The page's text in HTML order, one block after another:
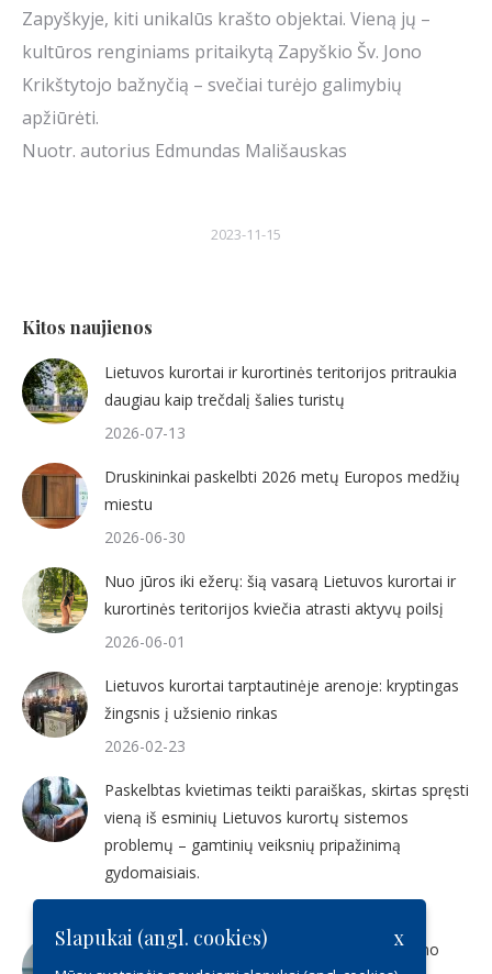
Zapyškyje, kiti unikalūs krašto objektai. Vieną jų –
kultūros renginiams pritaikytą Zapyškio Šv. Jono
Krikštytojo bažnyčią – svečiai turėjo galimybių
apžiūrėti.
Nuotr. autorius Edmundas Mališauskas
2023-11-15
Kitos naujienos
Lietuvos kurortai ir kurortinės teritorijos pritraukia
daugiau kaip trečdalį šalies turistų
2026-07-13
Druskininkai paskelbti 2026 metų Europos medžių
miestu
2026-06-30
Nuo jūros iki ežerų: šią vasarą Lietuvos kurortai ir
kurortinės teritorijos kviečia atrasti aktyvų poilsį
2026-06-01
Lietuvos kurortai tarptautinėje arenoje: kryptingas
žingsnis į užsienio rinkas
2026-02-23
Paskelbtas kvietimas teikti paraiškas, skirtas spręsti
vieną iš esminių Lietuvos kurortų sistemos
problemų – gamtinių veiksnių pripažinimą
gydomaisiais.
2025-12-17
Kviečiame dalyvauti Lietuvos sveikatos turizmo
Slapukai (angl. cookies) x